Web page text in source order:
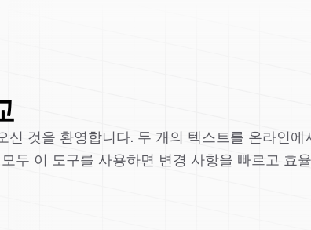
신 것을 환영합니다. 두 개의 텍스트를 온라인
두 이 도구를 사용하면 변경 사항을 빠르고 효